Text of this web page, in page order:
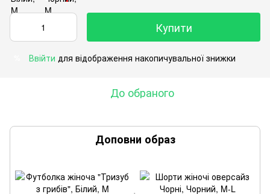
Купити
Ввійти для відображення накопичувальної знижки
До обраного
Доповни образ